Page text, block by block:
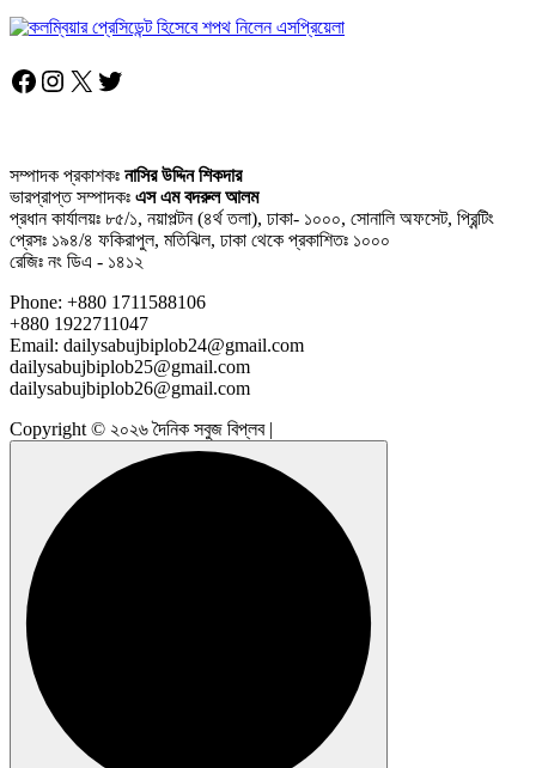
Facebook
Instagram
X Twitter
সম্পাদক প্রকাশকঃ নাসির উদ্দিন শিকদার
ভারপ্রাপ্ত সম্পাদকঃ এস এম বদরুল আলম
প্রধান কার্যালয়ঃ ৮৫/১, নয়াপল্টন (৪র্থ তলা), ঢাকা- ১০০০, সোনালি অফসেট, প্রিন্টিং
প্রেসঃ ১৯৪/৪ ফকিরাপুল, মতিঝিল, ঢাকা থেকে প্রকাশিতঃ ১০০০
রেজিঃ নং ডিএ - ১৪১২
Phone: +880 1711588106
+880 1922711047
Email: dailysabujbiplob24@gmail.com
dailysabujbiplob25@gmail.com
dailysabujbiplob26@gmail.com
Copyright © ২০২৬ দৈনিক সবুজ বিপ্লব |